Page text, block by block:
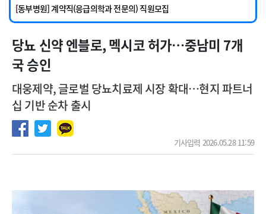
[동부병원] 계약직(응급의학과 전문의) 직원모집
[이대목동병원] 하반기 전공의(레지던트1년차) 모집
[서울아산병원] 2026년 하반기 인턴 모집
[영남대학교의료원] 마취통증의학과 임기제 임상의사 채용
당뇨 신약 엔블로, 멕시코 허가…중남미 7개
국 승인
대웅제약, 글로벌 당뇨치료제 시장 확대…현지 파트너
십 기반 순차 출시
기사입력 2026.05.28 11:59